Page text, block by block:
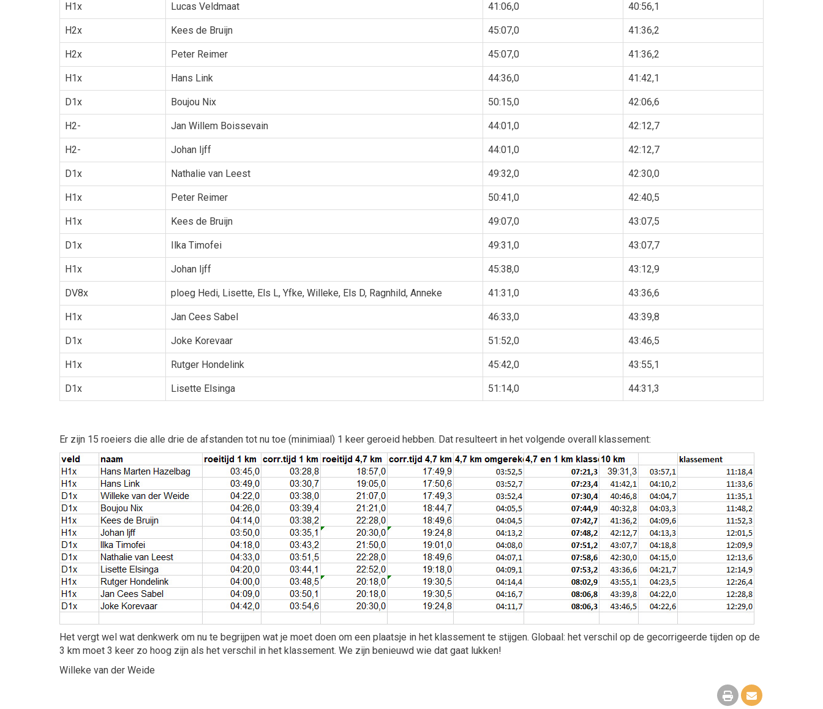
H1x Lucas Veldmaat 41:06,0 40:56,1
H2x Kees de Bruijn 45:07,0 41:36,2
H2x Peter Reimer 45:07,0 41:36,2
H1x Hans Link 44:36,0 41:42,1
D1x Boujou Nix 50:15,0 42:06,6
H2- Jan Willem Boissevain 44:01,0 42:12,7
H2- Johan Ijff 44:01,0 42:12,7
D1x Nathalie van Leest 49:32,0 42:30,0
H1x Peter Reimer 50:41,0 42:40,5
H1x Kees de Bruijn 49:07,0 43:07,5
D1x Ilka Timofei 49:31,0 43:07,7
H1x Johan Ijff 45:38,0 43:12,9
DV8x ploeg Hedi, Lisette, Els L, Yfke, Willeke, Els D, Ragnhild, Anneke 41:31,0 43:36,6
H1x Jan Cees Sabel 46:33,0 43:39,8
D1x Joke Korevaar 51:52,0 43:46,5
H1x Rutger Hondelink 45:42,0 43:55,1
D1x Lisette Elsinga 51:14,0 44:31,3
Er zijn 15 roeiers die alle drie de afstanden tot nu toe (minimiaal) 1 keer geroeid hebben. Dat resulteert in het volgende overall klassement:
Het vergt wel wat denkwerk om nu te begrijpen wat je moet doen om een plaatsje in het klassement te stijgen. Globaal: het verschil op de gecorrigeerde tijden op de
3 km moet 3 keer zo hoog zijn als het verschil in het klassement. We zijn benieuwd wie dat gaat lukken!
Willeke van der Weide